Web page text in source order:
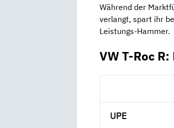
Während der
verlangt, spart ihr
Leistungs-Hammer.
VW T-Roc
UPE